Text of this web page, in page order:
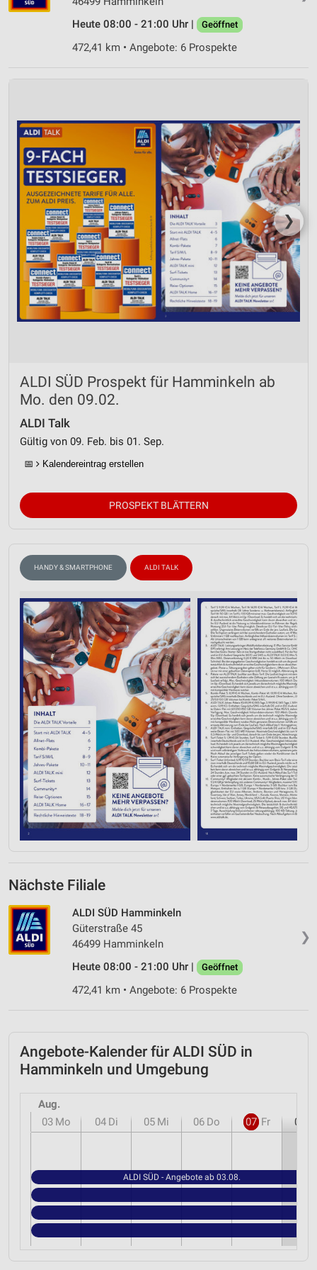
Heute 08:00 - 21:00 Uhr |
Geöffnet
472,41 km • Angebote: 6 Prospekte
❯
ALDI SÜD Prospekt für Hamminkeln ab
Mo. den 09.02.
ALDI Talk
Gültig von 09. Feb. bis 01. Sep.
📅 Kalendereintrag erstellen
PROSPEKT BLÄTTERN
HANDY & SMARTPHONE ALDI TALK
Nächste Filiale
❯
ALDI SÜD Hamminkeln
Güterstraße 45
46499 Hamminkeln
Heute 08:00 - 21:00 Uhr |
Geöffnet
472,41 km • Angebote: 6 Prospekte
Angebote-Kalender für ALDI SÜD in
Hamminkeln und Umgebung
Aug.
03 Mo 04 Di 05 Mi 06 Do 07 Fr 08
ALDI SÜD - Angebote ab 03.08.
Geräte anhand von aktiv angeforderten
Werbung